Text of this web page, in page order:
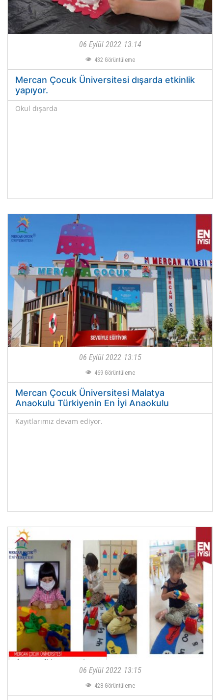
06 Eylül 2022 13:14
432 Görüntüleme
Mercan Çocuk Üniversitesi dışarda etkinlik
yapıyor.
Okul dışarda
06 Eylül 2022 13:15
469Görüntüleme
Mercan Çocuk Üniversitesi Malatya
Anaokulu Türkiyenin En İyi Anaokulu
Kayıtlarımız devam ediyor.
06 Eylül 2022 13:15
428Görüntüleme